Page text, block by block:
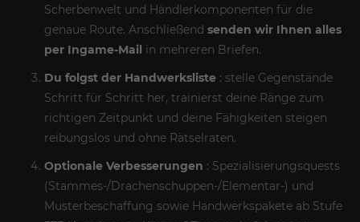
Scherbenwelt und Händlerkomponenten für die
genaue Route. Anschließend senden wir Ihnen alles
per Ingame-Mail in mehreren Briefen.
Du folgst der Handwerksliste : stelle Gegenstände
Schritt für Schritt her, trainierst deine Ränge zum
richtigen Zeitpunkt und deine Fähigkeiten steigen
reibungslos und ohne Rätselraten.
Optionale Verbesserungen : Spezialisierungsquests
(Stammes-/Drachenschuppen-/Elementar-) und
Musterbeschaffung sowie Handwerkspakete ab Stufe